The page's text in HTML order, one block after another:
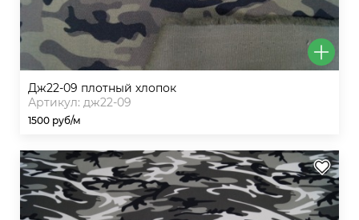
дж22-09 плотный хлопок
Артикул: дж22-09
1500 руб/м